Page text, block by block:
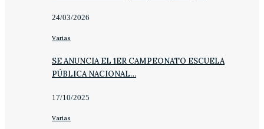
24/03/2026
Varias
SE ANUNCIA EL 1ER CAMPEONATO ESCUELA
PÚBLICA NACIONAL…
17/10/2025
Varias